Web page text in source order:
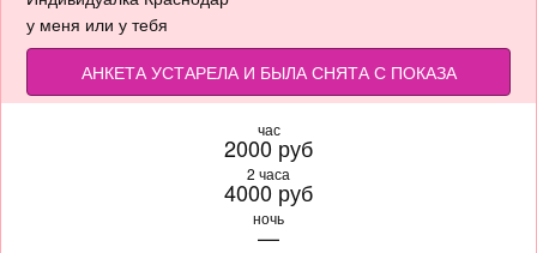
у меня или у тебя
АНКЕТА УСТАРЕЛА И БЫЛА СНЯТА С ПОКАЗА
час
2000 руб
2 часа
4000 руб
ночь
—